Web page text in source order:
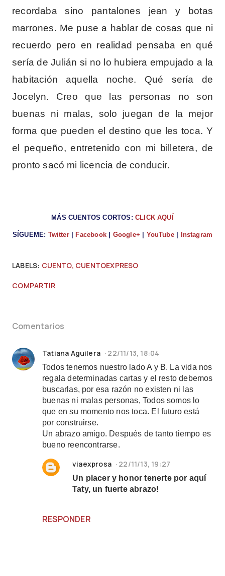
recordaba sino pantalones jean y botas
marrones. Me puse a hablar de cosas que ni
recuerdo pero en realidad pensaba en qué
sería de Julián si no lo hubiera empujado a la
habitación aquella noche. Qué sería de
Jocelyn. Creo que las personas no son
buenas ni malas, solo juegan de la mejor
forma que pueden el destino que les toca. Y
el pequeño, entretenido con mi billetera, de
pronto sacó mi licencia de conducir.
MÁS CUENTOS CORTOS: CLICK AQUÍ
SÍGUEME: Twitter Facebook Google+ YouTube Instagram
LABELS: CUENTO CUENTOEXPRESO
COMPARTIR
Comentarios
Tatiana Aguilera 22/11/13, 18:04
Todos tenemos nuestro lado A y B. La vida nos
regala determinadas cartas y el resto debemos
buscarlas, por esa razón no existen ni las
buenas ni malas personas, Todos somos lo
que en su momento nos toca. El futuro está
por construirse.
Un abrazo amigo. Después de tanto tiempo es
bueno reencontrarse.
RESPONDER
viaexprosa 22/11/13, 19:27
Un placer y honor tenerte por aquí
Taty, un fuerte abrazo!